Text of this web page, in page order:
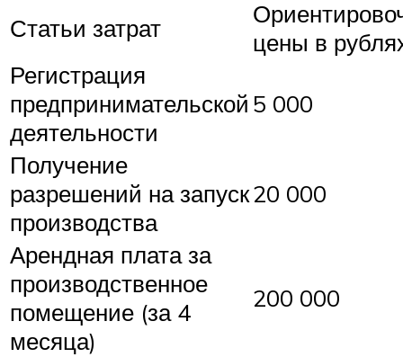
Статьи затрат
цены в
Регистрация
предпринимательской
деятельности
5 000
Получение
разрешений на запуск
производства
20 000
Арендная плата за
производственное
помещение (за 4
месяца)
200 000